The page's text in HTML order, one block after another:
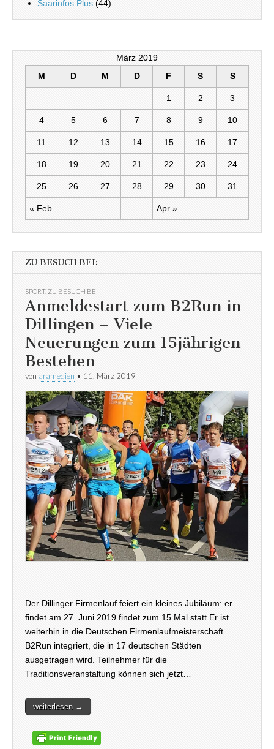
Saarinfos Plus (44)
März 2019
M
D M D F S S
« Feb Apr »
1 2 3
4 5 6 7 8 9 10
11 12 13 14 15 16 17
18 19 20 21 22 23 24
25 26 27 28 29 30 31
ZU BESUCH BEI:
SPORT, ZU BESUCH BEI
Anmeldestart zum B2Run in
Dillingen – Viele
Neuerungen zum 15jährigen
Bestehen
von aramedien • 11. März 2019
Der Dillinger Firmenlauf feiert ein kleines Jubiläum: er
findet am 27. Juni 2019 findet zum 15.Mal statt Er ist
weiterhin in die Deutschen Firmenlaufmeisterschaft
B2Run integriert, die in 17 deutschen Städten
ausgetragen wird. Teilnehmer für die
Traditionsveranstaltung können sich jetzt…
weiterlesen →